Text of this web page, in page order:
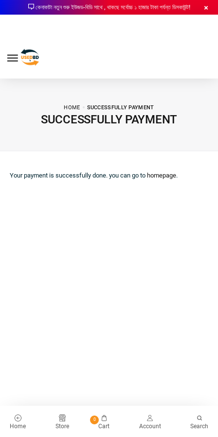
কেনাকাটা নতুন শুরু ইউজড-বিডি সাথে , থাকছে সর্বোচ্চ ১ হাজার টাকা পর্যন্ত ডিসকাউন্ট!
HOME SUCCESSFULLY PAYMENT
SUCCESSFULLY PAYMENT
Your payment is successfully done. you can go to homepage.
Home Store
0
Cart Account Search